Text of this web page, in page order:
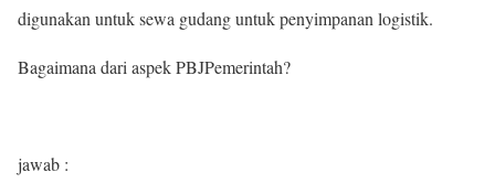
digunakan untuk sewa gudang untuk penyimpanan logistik.
Bagaimana dari aspek PBJPemerintah?
jawab :